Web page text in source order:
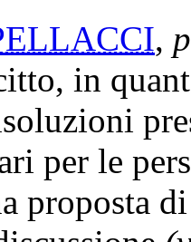
,
in
per le
proposta